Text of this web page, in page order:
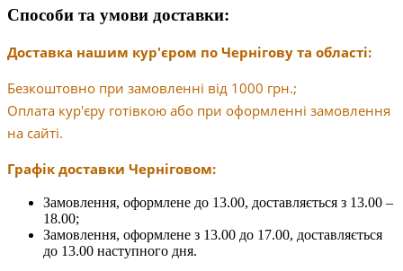
Способи та умови доставки:
Доставка нашим кур'єром по Чернігову та області:
Безкоштовно при замовленні від 1000 грн.;
Оплата кур'єру готівкою або при оформленні замовлення
на сайті.
Графік доставки Черніговом:
Замовлення, оформлене до 13.00, доставляється з 13.00 –
18.00;
Замовлення, оформлене з 13.00 до 17.00, доставляється
до 13.00 наступного дня.